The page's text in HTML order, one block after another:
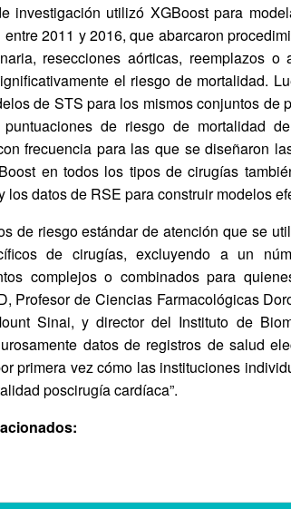
investigación utilizó XGBoost para
entre 2011 y 2016, que abarcaron
resecciones aórticas, reemplazos
el riesgo de mortalidad.
de STS para los mismos conjuntos
de riesgo de mortalidad
frecuencia para las que se diseñaron
en todos los tipos de cirugías
los datos de RSE para construir modelos
de riesgo estándar de atención que se
de cirugías, excluyendo a un
complejos o combinados para
Profesor de Ciencias Farmacológicas
Sinai, y director del Instituto de
datos de registros de salud
primera vez cómo las instituciones
poscirugía cardíaca”.